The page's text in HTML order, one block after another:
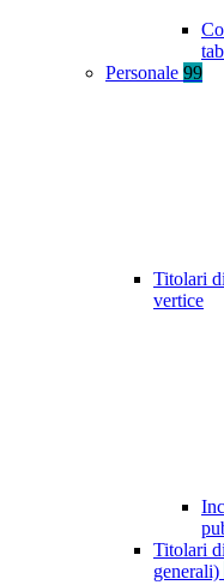
Personale 99
Titolari
vertice
Titolari
generali)